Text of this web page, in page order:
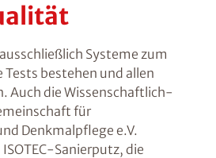
Systeme zum
bestehen und allen
Auch die Wissenschaftlich-
für
Denkmalpflege e.V.
Sanierputz, die